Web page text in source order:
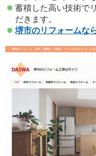
蓄積した高い技術で
だきます。
堺市のリフォームな